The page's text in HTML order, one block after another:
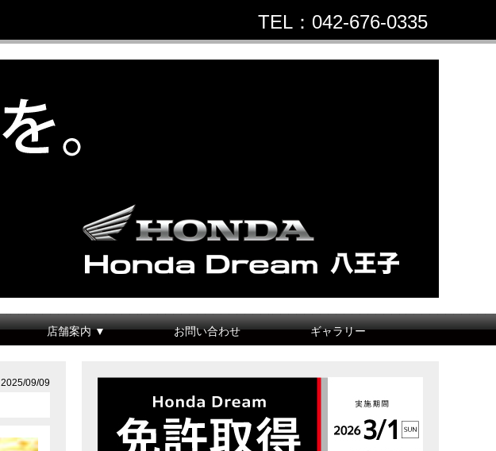
TEL：042-676-0335
店舗案内 ▼ お問い合わせ ギャラリー
2025/09/09